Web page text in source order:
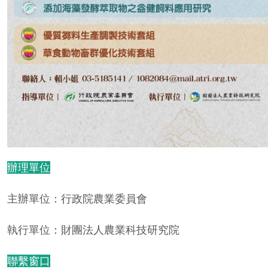
辦理單位
主辦單位：行政院農業委員會
執行單位：財團法人農業科技研究院
聯繫窗口